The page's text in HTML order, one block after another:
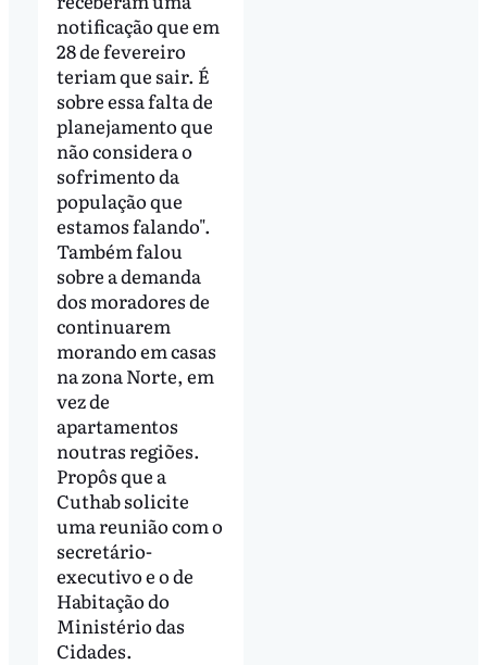
notificação que em
28 de fevereiro
teriam que sair. É
sobre essa falta de
planejamento que
não considera o
sofrimento da
população que
estamos falando".
Também falou
sobre a demanda
dos moradores de
continuarem
morando em casas
na zona Norte, em
vez de
apartamentos
noutras regiões.
Propôs que a
Cuthab solicite
uma reunião com o
secretário-
executivo e o de
Habitação do
Ministério das
Cidades.